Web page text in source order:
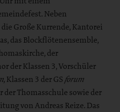
Neben
Große Kurrende, Kantorei
das Blockflötenensemble,
der
der Klassen 3, Vorschüler
, Klassen 3 der GS forum
der Thomasschule sowie der
von Andreas Reize. Das